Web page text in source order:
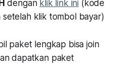
dengan klik link ini (kode
setelah klik tombol bayar)
paket lengkap bisa join
dapatkan paket